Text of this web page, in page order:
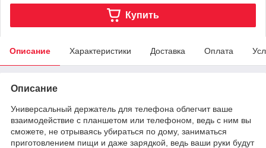
Купить
Описание Характеристики Доставка Оплата
Описание
Универсальный держатель для телефона облегчит ваше
взаимодействие с планшетом или телефоном, ведь с ним вы
сможете, не отрываясь убираться по дому, заниматься
приготовлением пищи и даже зарядкой, ведь ваши руки будут